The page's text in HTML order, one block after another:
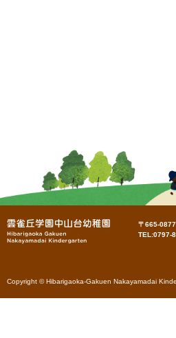
〒665-
TEL:0797-
Copyright © Hibarigaoka-Gakuen Nakayamadai